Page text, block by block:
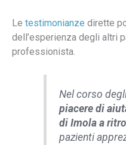
Le testimonianze dirette
dell’esperienza degli altri
professionista.
Nel corso
piacere di
di Imola a
pazienti